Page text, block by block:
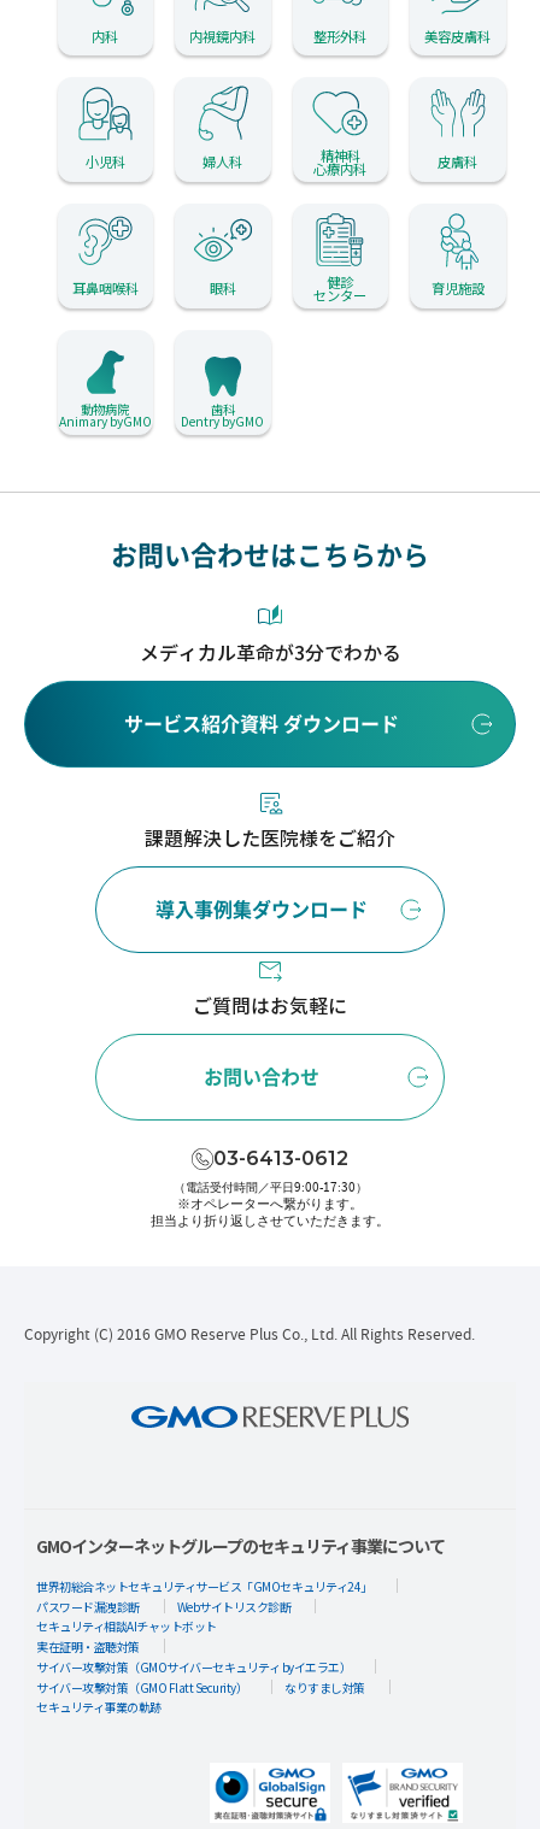
内科 内視鏡内科 整形外科 美容皮膚科
小児科 婦人科 精神科
心療内科 皮膚科
耳鼻咽喉科 眼科 健診
センター 育児施設
動物病院
Animary byGMO
歯科
Dentry byGMO
お問い合わせはこちらから
メディカル革命が3分でわかる
サービス紹介資料 ダウンロード
課題解決した医院様をご紹介
導入事例集ダウンロード
ご質問はお気軽に
お問い合わせ
03-6413-0612
（電話受付時間／平日9:00-17:30）
※オペレーターへ繋がります。
担当より折り返しさせていただきます。
Copyright (C) 2016 GMO Reserve Plus Co., Ltd. All Rights Reserved.
GMOインターネットグループのセキュリティ事業について
世界初総合ネットセキュリティサービス「GMOセキュリティ24」
パスワード漏洩診断
Webサイトリスク診断
セキュリティ相談AIチャットボット
実在証明・盗聴対策
サイバー攻撃対策（GMOサイバーセキュリティ byイエラエ）
サイバー攻撃対策（GMO Flatt Security）
なりすまし対策
セキュリティ事業の軌跡